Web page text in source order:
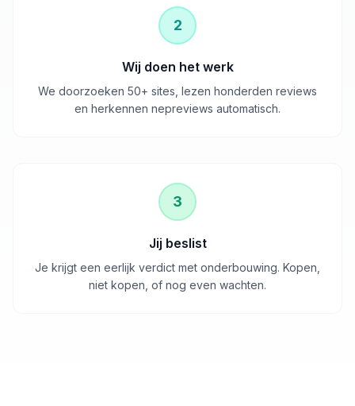
2
Wij doen het werk
We doorzoeken 50+ sites, lezen honderden reviews
en herkennen nepreviews automatisch.
3
Jij beslist
Je krijgt een eerlijk verdict met onderbouwing. Kopen,
niet kopen, of nog even wachten.